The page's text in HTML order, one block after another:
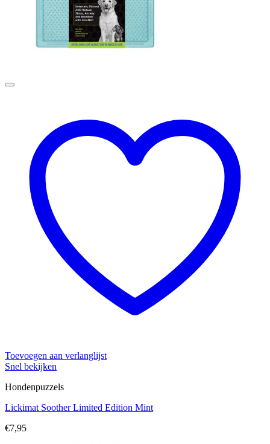
Toevoegen aan verlanglijst
Snel bekijken
Hondenpuzzels
Lickimat Soother Limited Edition Mint
€7,95